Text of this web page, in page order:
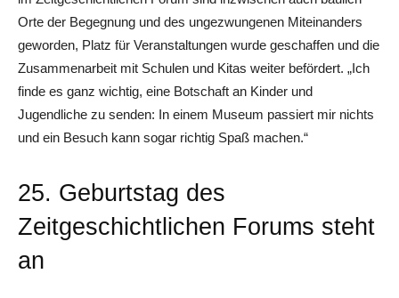
Orte der Begegnung und des ungezwungenen Miteinanders
geworden, Platz für Veranstaltungen wurde geschaffen und die
Zusammenarbeit mit Schulen und Kitas weiter befördert. „Ich
finde es ganz wichtig, eine Botschaft an Kinder und
Jugendliche zu senden: In einem Museum passiert mir nichts
und ein Besuch kann sogar richtig Spaß machen.“
25. Geburtstag des
Zeitgeschichtlichen Forums steht
an